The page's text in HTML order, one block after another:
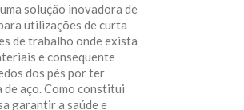
solução inovadora de
utilizações de curta
de trabalho onde exista
e consequente
dos pés por ter
aço. Como constitui
garantir a saúde e